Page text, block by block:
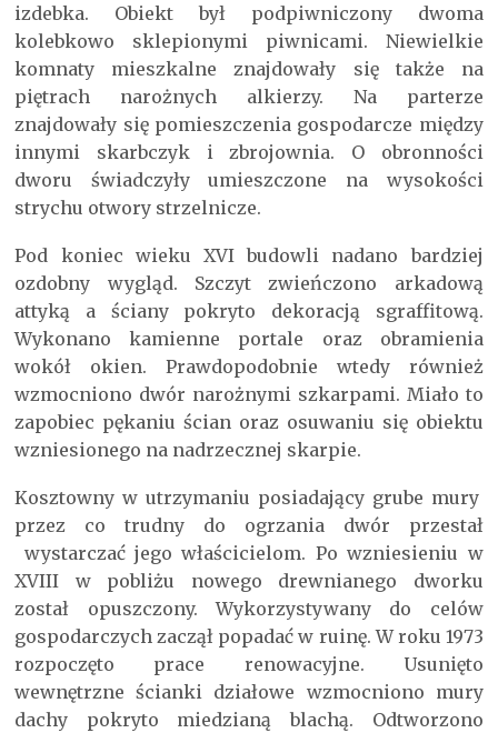
izdebka. Obiekt był podpiwniczony dwoma
kolebkowo sklepionymi piwnicami. Niewielkie
komnaty mieszkalne znajdowały się także na
piętrach narożnych alkierzy. Na parterze
znajdowały się pomieszczenia gospodarcze między
innymi skarbczyk i zbrojownia. O obronności
dworu świadczyły umieszczone na wysokości
strychu otwory strzelnicze.
Pod koniec wieku XVI budowli nadano bardziej
ozdobny wygląd. Szczyt zwieńczono arkadową
attyką a ściany pokryto dekoracją sgraffitową.
Wykonano kamienne portale oraz obramienia
wokół okien. Prawdopodobnie wtedy również
wzmocniono dwór narożnymi szkarpami. Miało to
zapobiec pękaniu ścian oraz osuwaniu się obiektu
wzniesionego na nadrzecznej skarpie.
Kosztowny w utrzymaniu posiadający grube mury
przez co trudny do ogrzania dwór przestał
wystarczać jego właścicielom. Po wzniesieniu w
XVIII w pobliżu nowego drewnianego dworku
został opuszczony. Wykorzystywany do celów
gospodarczych zaczął popadać w ruinę. W roku 1973
rozpoczęto prace renowacyjne. Usunięto
wewnętrzne ścianki działowe wzmocniono mury
dachy pokryto miedzianą blachą. Odtworzono